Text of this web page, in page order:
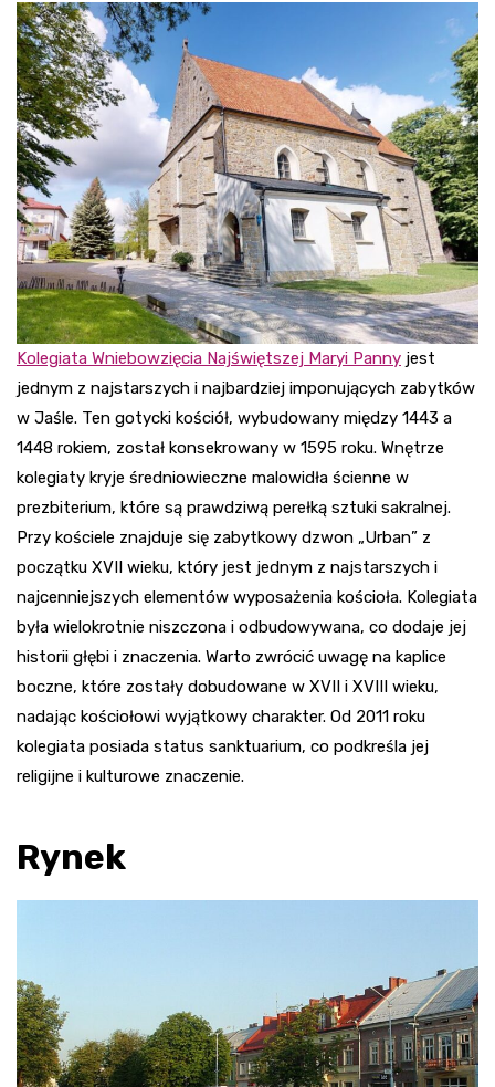
Kolegiata Wniebowzięcia Najświętszej Maryi Panny jest
jednym z najstarszych i najbardziej imponujących zabytków
w Jaśle. Ten gotycki kościół, wybudowany między 1443 a
1448 rokiem, został konsekrowany w 1595 roku. Wnętrze
kolegiaty kryje średniowieczne malowidła ścienne w
prezbiterium, które są prawdziwą perełką sztuki sakralnej.
Przy kościele znajduje się zabytkowy dzwon „Urban” z
początku XVII wieku, który jest jednym z najstarszych i
najcenniejszych elementów wyposażenia kościoła. Kolegiata
była wielokrotnie niszczona i odbudowywana, co dodaje jej
historii głębi i znaczenia. Warto zwrócić uwagę na kaplice
boczne, które zostały dobudowane w XVII i XVIII wieku,
nadając kościołowi wyjątkowy charakter. Od 2011 roku
kolegiata posiada status sanktuarium, co podkreśla jej
religijne i kulturowe znaczenie.
Rynek